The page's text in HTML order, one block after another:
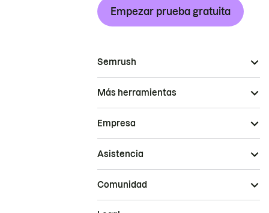
Empezar prueba gratuita
Semrush
Más herramientas
Empresa
Asistencia
Comunidad